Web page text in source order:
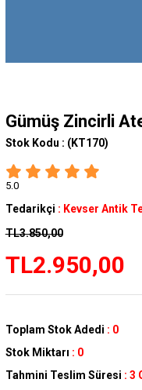
Gümüş Zincirli
Stok Kodu : (KT170)
5.0
Tedarikçi : Kevser Antik
TL3.850,00
TL2.950,00
Toplam Stok Adedi : 0
Stok Miktarı : 0
Tahmini Teslim Süresi : 3